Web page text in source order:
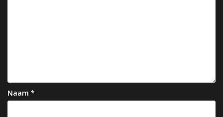
a
t
Naam *